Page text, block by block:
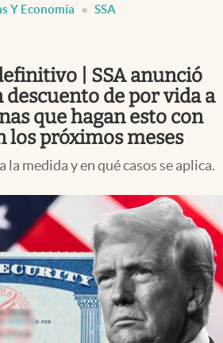
Y Economía SSA
| SSA anunció
de por vida a
que hagan esto con
los próximos meses
la medida y en qué casos se aplica.